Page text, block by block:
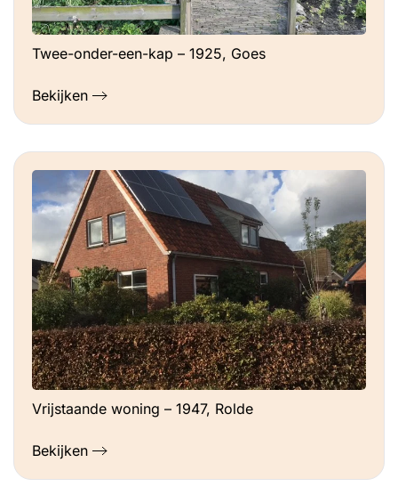
Twee-onder-een-kap – 1925, Goes
Bekijken
Vrijstaande woning – 1947, Rolde
Bekijken